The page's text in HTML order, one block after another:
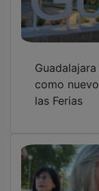
como
las Ferias